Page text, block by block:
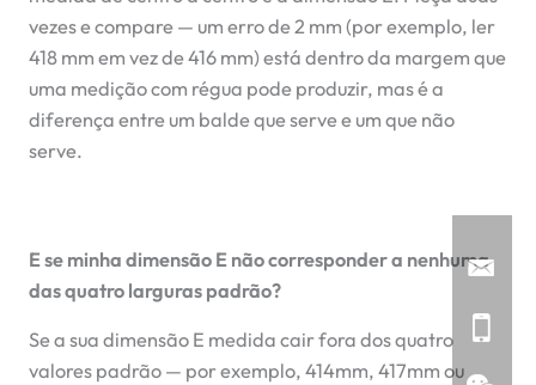
vezes e compare — um erro de 2 mm (por exemplo, ler
418 mm em vez de 416 mm) está dentro da margem que
uma medição com régua pode produzir, mas é a
diferença entre um balde que serve e um que não
serve.
E se minha dimensão E não corresponder a nenhuma
das quatro larguras padrão?
Se a sua dimensão E medida cair fora dos quatro
valores padrão — por exemplo, 414mm, 417mm ou